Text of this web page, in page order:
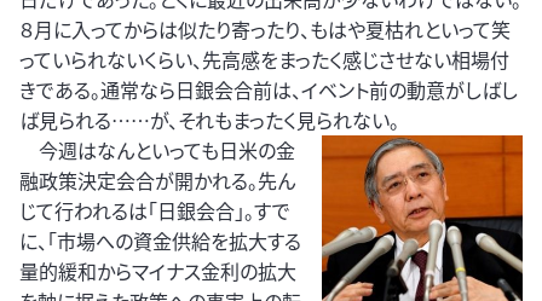
８月に入ってからは似たり寄ったり、もはや夏枯れといって笑
っていられないくらい、先高感をまったく感じさせない相場付
きである。通常なら日銀会合前は、イベント前の動意がしばし
ば見られる……が、それもまったく見られない。
今週はなんといっても日米の金
融政策決定会合が開かれる。先ん
じて行われるは「日銀会合」。すで
に、「市場への資金供給を拡大する
量的緩和からマイナス金利の拡大